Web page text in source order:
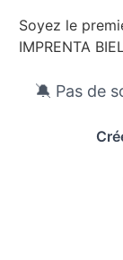
Soyez le
IMPRENTA
🔕 Pas de